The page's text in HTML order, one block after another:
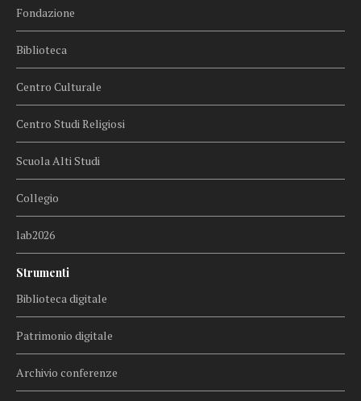
Fondazione
Biblioteca
Centro Culturale
Centro Studi Religiosi
Scuola Alti Studi
Collegio
lab2026
Strumenti
Biblioteca digitale
Patrimonio digitale
Archivio conferenze